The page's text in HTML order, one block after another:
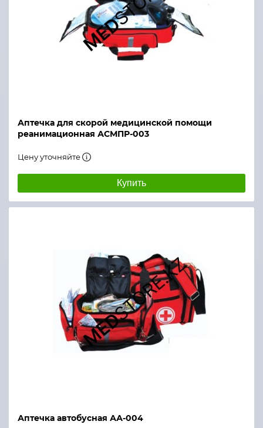
Аптечка для скорой медицинской помощи
реанимационная АСМПР-003
Цену уточняйте
Купить
Аптечка автобусная АА-004